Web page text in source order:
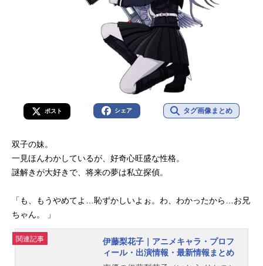
ポスト シェア タグ画像まとめ
双子の妹。
一見ほんわかしているが、好奇心旺盛な性格。
謎解きが大好きで、将来の夢は私立探偵。
「も、もうやめてよ…恥ずかしいよぉ。わ、わかったから…お兄
ちゃん。 」
関連記事
伊藤梨花子｜アニメキャラ・プロフ
ィール・出演情報・最新情報まとめ